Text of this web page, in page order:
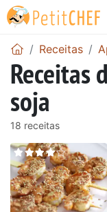
Receitas
Receitas
soja
18 receitas